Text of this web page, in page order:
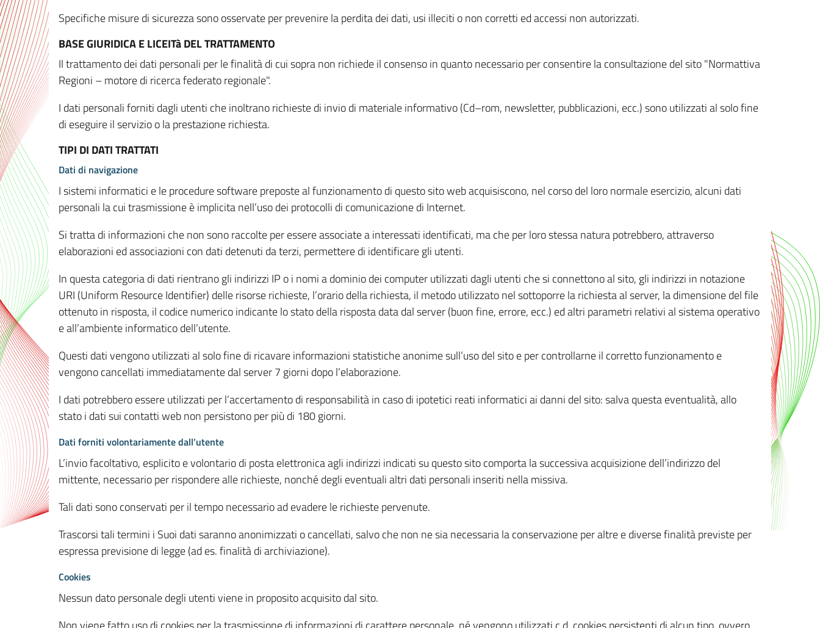
Specifiche misure di sicurezza sono osservate per prevenire la perdita dei dati, usi illeciti o non corretti ed accessi non autorizzati.
BASE GIURIDICA E LICEITà DEL TRATTAMENTO
Il trattamento dei dati personali per le finalità di cui sopra non richiede il consenso in quanto necessario per consentire la consultazione del sito "Normattiva
Regioni – motore di ricerca federato regionale".
I dati personali forniti dagli utenti che inoltrano richieste di invio di materiale informativo (Cd–rom, newsletter, pubblicazioni, ecc.) sono utilizzati al solo fine
di eseguire il servizio o la prestazione richiesta.
TIPI DI DATI TRATTATI
Dati di navigazione
I sistemi informatici e le procedure software preposte al funzionamento di questo sito web acquisiscono, nel corso del loro normale esercizio, alcuni dati
personali la cui trasmissione è implicita nell’uso dei protocolli di comunicazione di Internet.
Si tratta di informazioni che non sono raccolte per essere associate a interessati identificati, ma che per loro stessa natura potrebbero, attraverso
elaborazioni ed associazioni con dati detenuti da terzi, permettere di identificare gli utenti.
In questa categoria di dati rientrano gli indirizzi IP o i nomi a dominio dei computer utilizzati dagli utenti che si connettono al sito, gli indirizzi in notazione
URI (Uniform Resource Identifier) delle risorse richieste, l’orario della richiesta, il metodo utilizzato nel sottoporre la richiesta al server, la dimensione del file
ottenuto in risposta, il codice numerico indicante lo stato della risposta data dal server (buon fine, errore, ecc.) ed altri parametri relativi al sistema operativo
e all’ambiente informatico dell’utente.
Questi dati vengono utilizzati al solo fine di ricavare informazioni statistiche anonime sull’uso del sito e per controllarne il corretto funzionamento e
vengono cancellati immediatamente dal server 7 giorni dopo l’elaborazione.
I dati potrebbero essere utilizzati per l’accertamento di responsabilità in caso di ipotetici reati informatici ai danni del sito: salva questa eventualità, allo
stato i dati sui contatti web non persistono per più di 180 giorni.
Dati forniti volontariamente dall’utente
L’invio facoltativo, esplicito e volontario di posta elettronica agli indirizzi indicati su questo sito comporta la successiva acquisizione dell’indirizzo del
mittente, necessario per rispondere alle richieste, nonché degli eventuali altri dati personali inseriti nella missiva.
Tali dati sono conservati per il tempo necessario ad evadere le richieste pervenute.
Trascorsi tali termini i Suoi dati saranno anonimizzati o cancellati, salvo che non ne sia necessaria la conservazione per altre e diverse finalità previste per
espressa previsione di legge (ad es. finalità di archiviazione).
Cookies
Nessun dato personale degli utenti viene in proposito acquisito dal sito.